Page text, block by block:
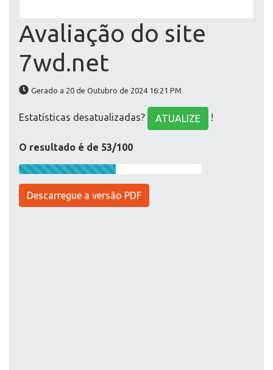
Avaliação do site
7wd.net
Gerado a 20 de Outubro de 2024 16:21 PM
Estatísticas desatualizadas? ATUALIZE !
O resultado é de 53/100
Descarregue a versão PDF